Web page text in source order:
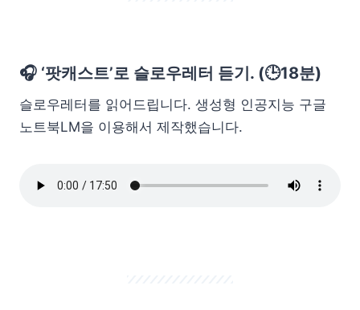
🎧 ‘팟캐스트’로 슬로우레터 듣기. (🕒18분)
슬로우레터를 읽어드립니다. 생성형 인공지능 구글
노트북LM을 이용해서 제작했습니다.